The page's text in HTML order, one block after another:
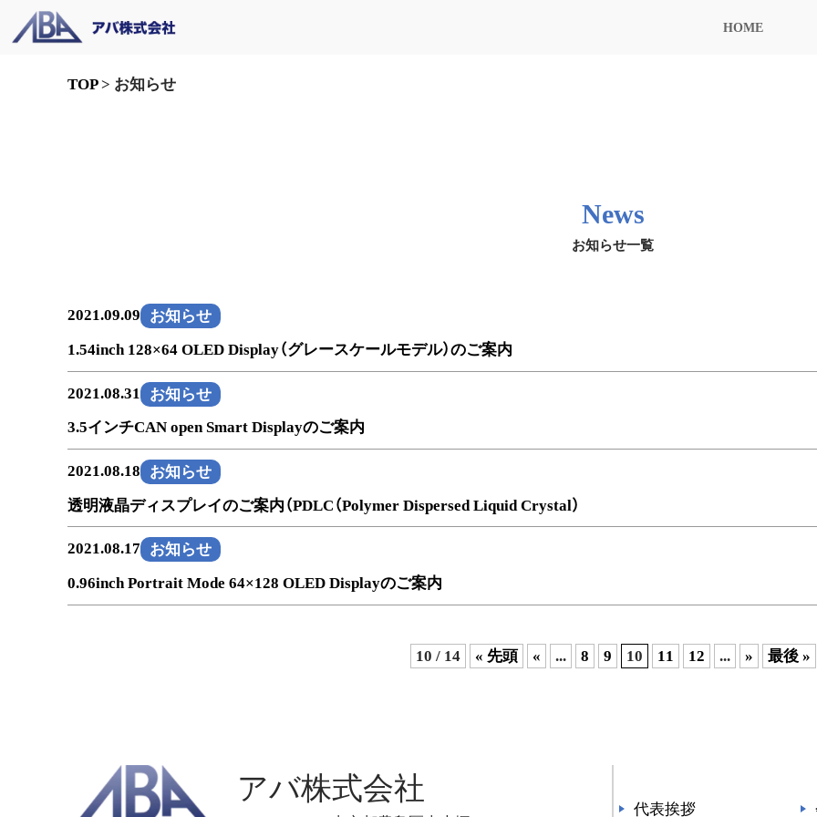
HOME
TOP> お知らせ
News
お知らせ一覧
2021.09.09
お知らせ
1.54inch 128×64 OLED Display（グレースケールモデル）のご案内
2021.08.31
お知らせ
3.5インチCAN open Smart Displayのご案内
2021.08.18
お知らせ
透明液晶ディスプレイのご案内（PDLC（Polymer Dispersed Liquid Crystal）
2021.08.17
お知らせ
0.96inch Portrait Mode 64×128 OLED Displayのご案内
10 / 14 « 先頭 « ... 8 9 10 11 12 ... » 最後 »
アバ株式会社
代表挨拶